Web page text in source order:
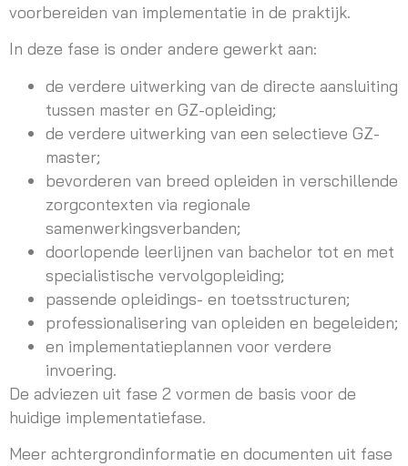
voorbereiden van implementatie in de praktijk.
In deze fase is onder andere gewerkt aan:
de verdere uitwerking van de directe aansluiting
tussen master en GZ-opleiding;
de verdere uitwerking van een selectieve GZ-
master;
bevorderen van breed opleiden in verschillende
zorgcontexten via regionale
samenwerkingsverbanden;
doorlopende leerlijnen van bachelor tot en met
specialistische vervolgopleiding;
passende opleidings- en toetsstructuren;
professionalisering van opleiden en begeleiden;
en implementatieplannen voor verdere
invoering.
De adviezen uit fase 2 vormen de basis voor de
huidige implementatiefase.
Meer achtergrondinformatie en documenten uit fase